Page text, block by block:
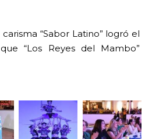
“Sabor Latino” logró el
“Los Reyes del Mambo”